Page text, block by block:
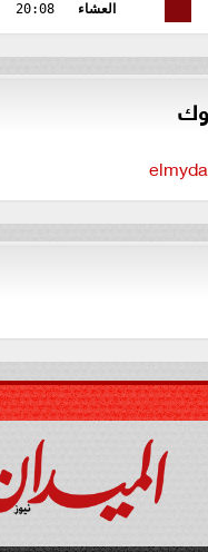
العشاء
20:08